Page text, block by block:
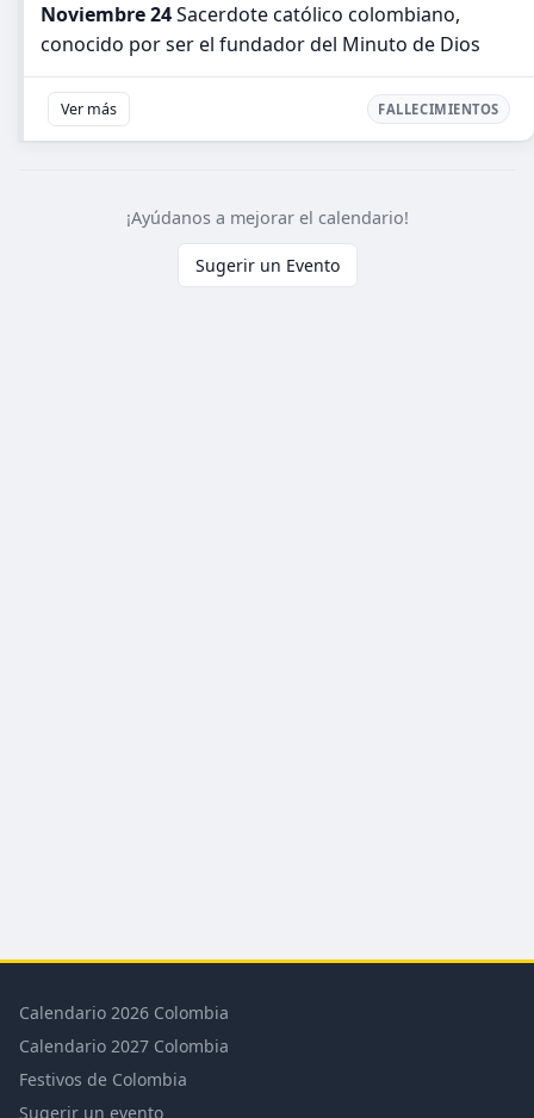
Noviembre 24Sacerdote católico colombiano,
conocido por ser el fundador del Minuto de Dios
Ver más FALLECIMIENTOS
¡Ayúdanos a mejorar el calendario!
Sugerir un Evento
Calendario 2026 Colombia
Calendario 2027 Colombia
Festivos de Colombia
Sugerir un evento